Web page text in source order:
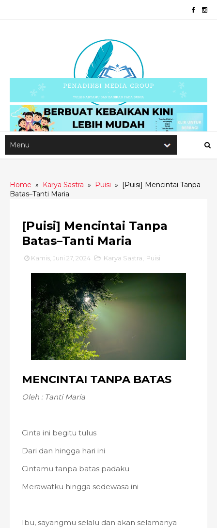
Home » Karya Sastra » Puisi » [Puisi] Mencintai Tanpa
Batas–Tanti Maria
[Puisi] Mencintai Tanpa
Batas–Tanti Maria
Kamis, Juni 27, 2024 Karya Sastra Puisi
MENCINTAI TANPA BATAS
Oleh : Tanti Maria
Cinta ini begitu tulus
Dari dan hingga hari ini
Cintamu tanpa batas padaku
Merawatku hingga sedewasa ini
Ibu, sayangmu selalu dan akan selamanya